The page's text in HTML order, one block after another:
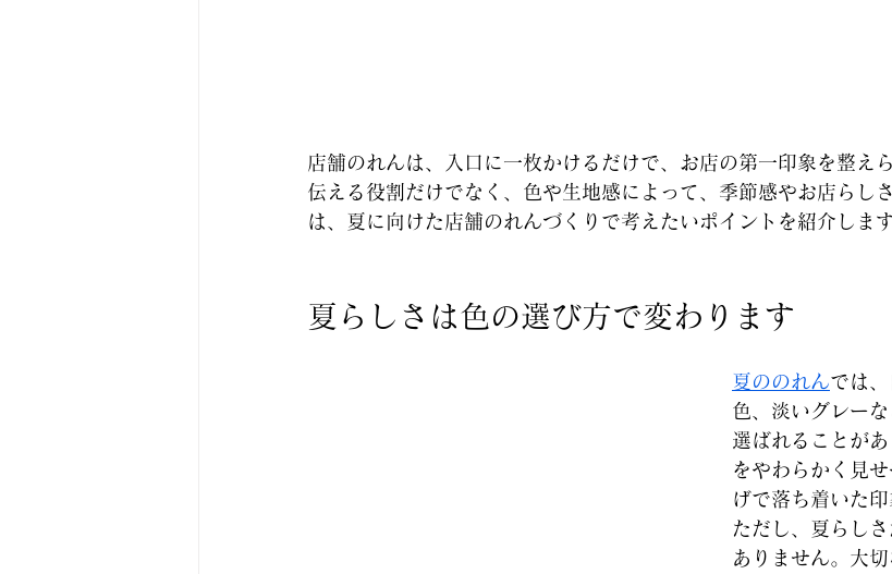
店舗のれんは、入口に一枚かけるだけで、お店の第一印象を整え
伝える役割だけでなく、色や生地感によって、季節感やお店らし
は、夏に向けた店舗のれんづくりで考えたいポイントを紹介します
夏らしさは色の選び方で変わります
夏ののれんでは
色、淡いグレー
選ばれることが
をやわらかく見
げで落ち着いた
ただし、夏らし
ありません。大